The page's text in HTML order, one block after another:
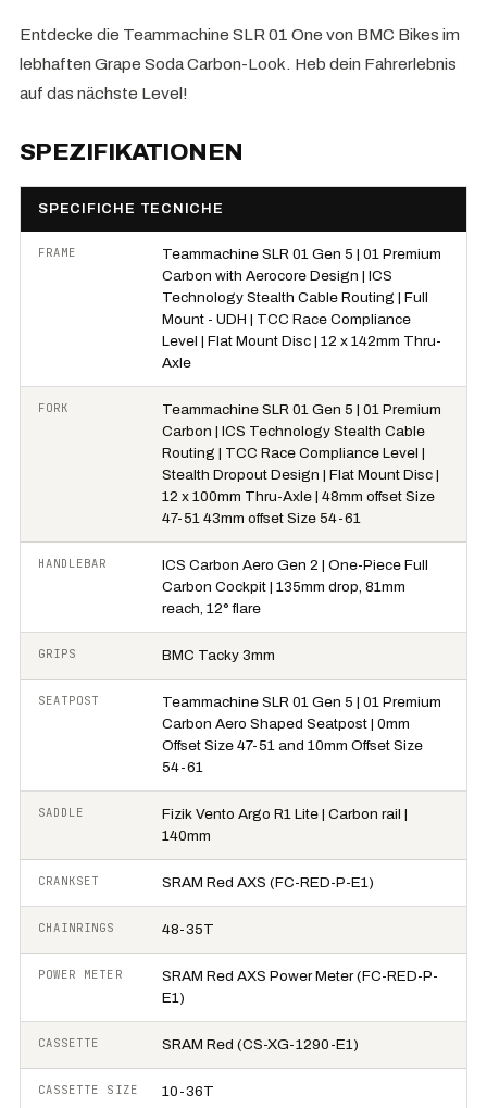
Entdecke die Teammachine SLR 01 One von BMC Bikes im
lebhaften Grape Soda Carbon-Look. Heb dein Fahrerlebnis
auf das nächste Level!
SPEZIFIKATIONEN
SPECIFICHE TECNICHE
FRAME
Teammachine SLR 01 Gen 5 | 01 Premium
Carbon with Aerocore Design | ICS
Technology Stealth Cable Routing | Full
Mount - UDH | TCC Race Compliance
Level | Flat Mount Disc | 12 x 142mm Thru-
Axle
FORK
Teammachine SLR 01 Gen 5 | 01 Premium
Carbon | ICS Technology Stealth Cable
Routing | TCC Race Compliance Level |
Stealth Dropout Design | Flat Mount Disc |
12 x 100mm Thru-Axle | 48mm offset Size
47-51 43mm offset Size 54-61
HANDLEBAR
ICS Carbon Aero Gen 2 | One-Piece Full
Carbon Cockpit | 135mm drop, 81mm
reach, 12° flare
GRIPS BMC Tacky 3mm
SEATPOST
Teammachine SLR 01 Gen 5 | 01 Premium
Carbon Aero Shaped Seatpost | 0mm
Offset Size 47-51 and 10mm Offset Size
54-61
SADDLE
Fizik Vento Argo R1 Lite | Carbon rail |
140mm
CRANKSET SRAM Red AXS (FC-RED-P-E1)
CHAINRINGS 48-35T
POWER METER
SRAM Red AXS Power Meter (FC-RED-P-
E1)
CASSETTE SRAM Red (CS-XG-1290-E1)
CASSETTE SIZE 10-36T